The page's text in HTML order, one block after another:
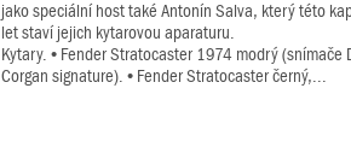
jako speciální host také Antonín Salva, který této
let staví jejich kytarovou aparaturu.
Kytary. • Fender Stratocaster 1974 modrý (snímače
Corgan signature). • Fender Stratocaster černý,...